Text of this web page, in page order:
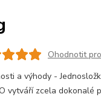
Ohodnotit
a výhody -
vytváří zcela dokonalé